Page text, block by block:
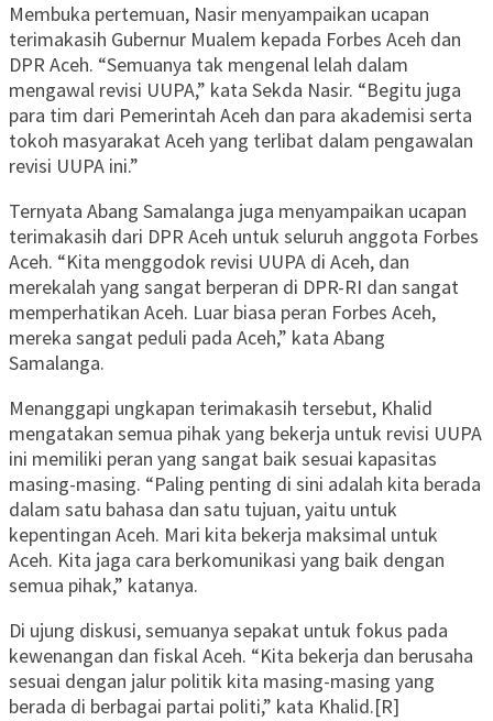
Membuka pertemuan, Nasir menyampaikan ucapan
terimakasih Gubernur Mualem kepada Forbes Aceh dan
DPR Aceh. “Semuanya tak mengenal lelah dalam
mengawal revisi UUPA,” kata Sekda Nasir. “Begitu juga
para tim dari Pemerintah Aceh dan para akademisi serta
tokoh masyarakat Aceh yang terlibat dalam pengawalan
revisi UUPA ini.”
Ternyata Abang Samalanga juga menyampaikan ucapan
terimakasih dari DPR Aceh untuk seluruh anggota Forbes
Aceh. “Kita menggodok revisi UUPA di Aceh, dan
merekalah yang sangat berperan di DPR-RI dan sangat
memperhatikan Aceh. Luar biasa peran Forbes Aceh,
mereka sangat peduli pada Aceh,” kata Abang
Samalanga.
Menanggapi ungkapan terimakasih tersebut, Khalid
mengatakan semua pihak yang bekerja untuk revisi UUPA
ini memiliki peran yang sangat baik sesuai kapasitas
masing-masing. “Paling penting di sini adalah kita berada
dalam satu bahasa dan satu tujuan, yaitu untuk
kepentingan Aceh. Mari kita bekerja maksimal untuk
Aceh. Kita jaga cara berkomunikasi yang baik dengan
semua pihak,” katanya.
Di ujung diskusi, semuanya sepakat untuk fokus pada
kewenangan dan fiskal Aceh. “Kita bekerja dan berusaha
sesuai dengan jalur politik kita masing-masing yang
berada di berbagai partai politi,” kata Khalid.[R]